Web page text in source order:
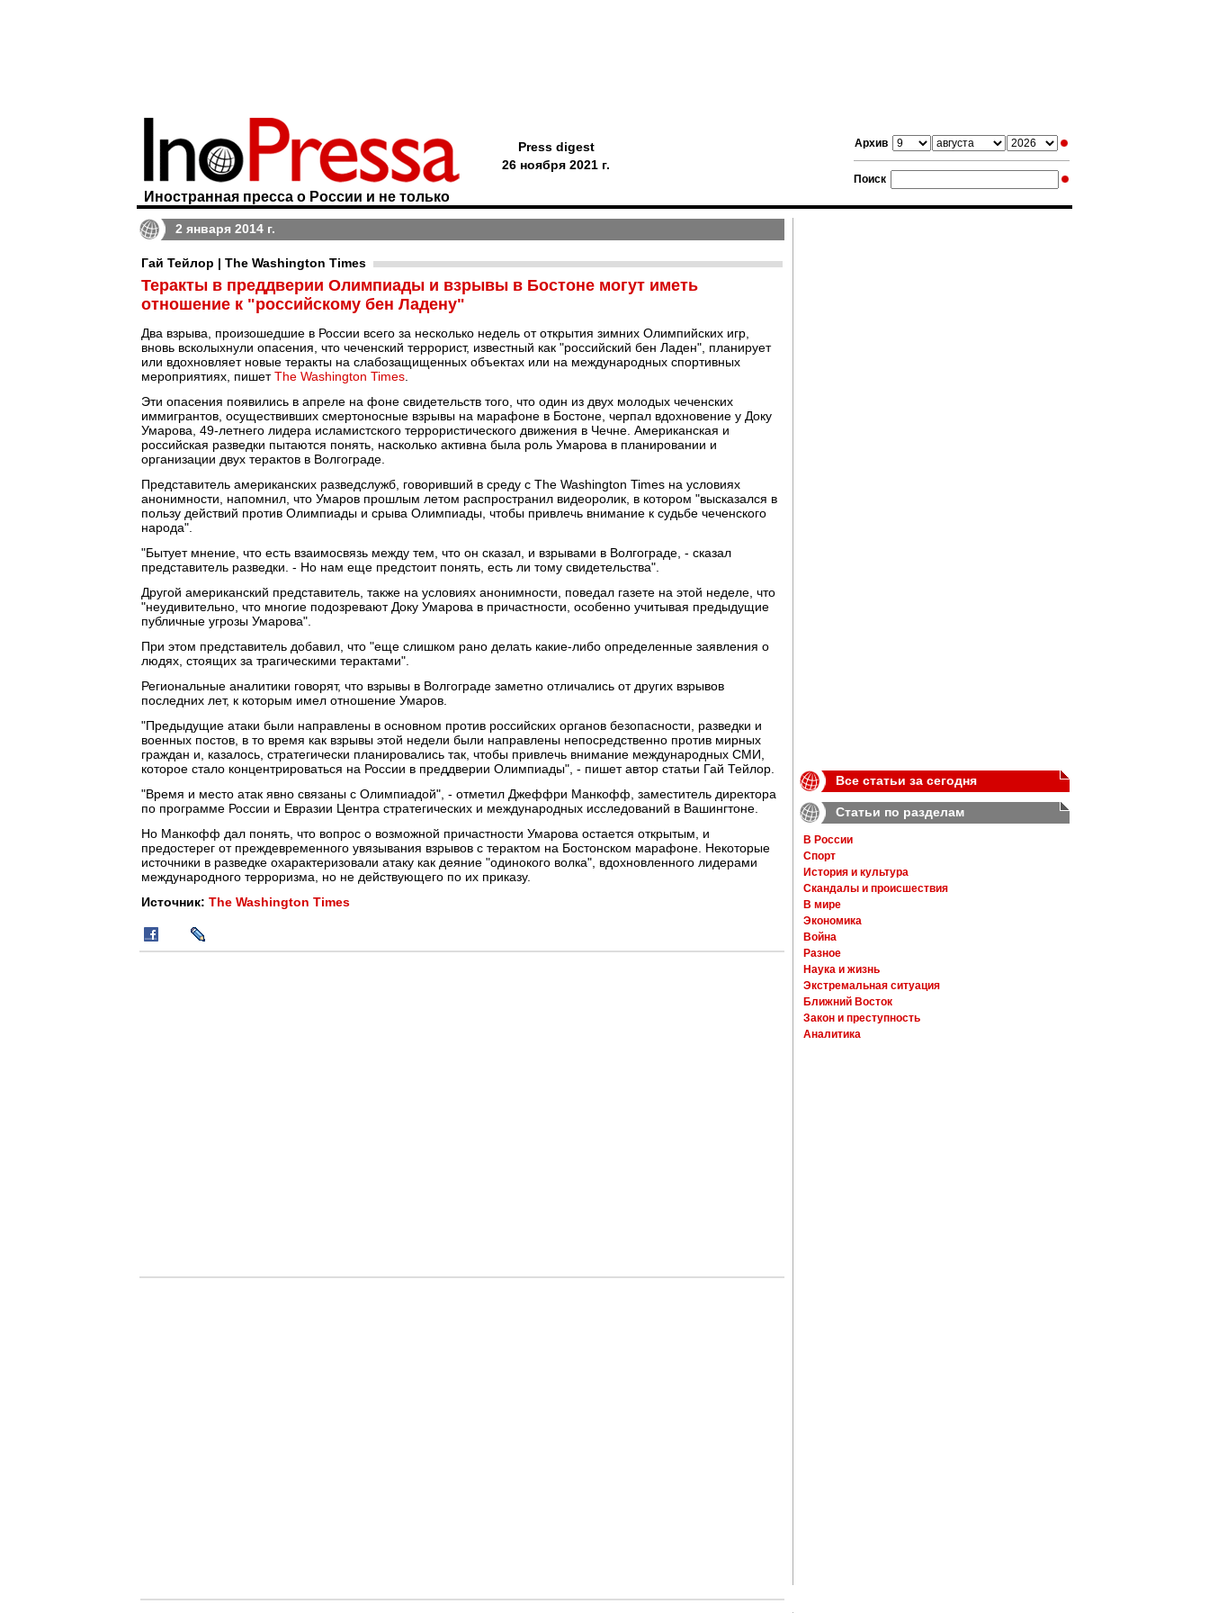
Архив
Поиск
Иностранная пресса о России и не только
Press digest
26 ноября 2021 г.
2 января 2014 г.
Гай Тейлор | The Washington Times
Теракты в преддверии Олимпиады и взрывы в Бостоне могут иметь
отношение к "российскому бен Ладену"
Два взрыва, произошедшие в России всего за несколько недель от открытия зимних Олимпийских игр,
вновь всколыхнули опасения, что чеченский террорист, известный как "российский бен Ладен", планирует
или вдохновляет новые теракты на слабозащищенных объектах или на международных спортивных
мероприятиях, пишетThe Washington Times
Эти опасения появились в апреле на фоне свидетельств того, что один из двух молодых чеченских
иммигрантов, осуществивших смертоносные взрывы на марафоне в Бостоне, черпал вдохновение у Доку
Умарова, 49-летнего лидера исламистского террористического движения в Чечне. Американская и
российская разведки пытаются понять, насколько активна была роль Умарова в планировании и
организации двух терактов в Волгограде.
Представитель американских разведслужб, говоривший в среду с The Washington Times на условиях
анонимности, напомнил, что Умаров прошлым летом распространил видеоролик, в котором "высказался в
пользу действий против Олимпиады и срыва Олимпиады, чтобы привлечь внимание к судьбе чеченского
народа".
"Бытует мнение, что есть взаимосвязь между тем, что он сказал, и взрывами в Волгограде, - сказал
представитель разведки. - Но нам еще предстоит понять, есть ли тому свидетельства".
Другой американский представитель, также на условиях анонимности, поведал газете на этой неделе, что
"неудивительно, что многие подозревают Доку Умарова в причастности, особенно учитывая предыдущие
публичные угрозы Умарова".
При этом представитель добавил, что "еще слишком рано делать какие-либо определенные заявления о
людях, стоящих за трагическими терактами".
Региональные аналитики говорят, что взрывы в Волгограде заметно отличались от других взрывов
последних лет, к которым имел отношение Умаров.
"Предыдущие атаки были направлены в основном против российских органов безопасности, разведки и
военных постов, в то время как взрывы этой недели были направлены непосредственно против мирных
граждан и, казалось, стратегически планировались так, чтобы привлечь внимание международных СМИ,
которое стало концентрироваться на России в преддверии Олимпиады", - пишет автор статьи Гай Тейлор.
"Время и место атак явно связаны с Олимпиадой", - отметил Джеффри Манкофф, заместитель директора
по программе России и Евразии Центра стратегических и международных исследований в Вашингтоне.
Но Манкофф дал понять, что вопрос о возможной причастности Умарова остается открытым, и
предостерег от преждевременного увязывания взрывов с терактом на Бостонском марафоне. Некоторые
источники в разведке охарактеризовали атаку как деяние "одинокого волка", вдохновленного лидерами
международного терроризма, но не действующего по их приказу.
Источник: The Washington Times
Все статьи за сегодня
Статьи по разделам
В России
Спорт
История и культура
Скандалы и происшествия
В мире
Экономика
Война
Разное
Наука и жизнь
Экстремальная ситуация
Ближний Восток
Закон и преступность
Аналитика